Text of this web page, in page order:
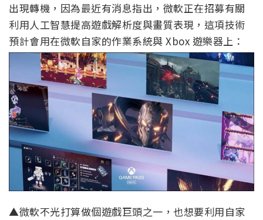
出現轉機，因為最近有消息指出，微軟正在招募有關
利用人工智慧提高遊戲解析度與畫質表現，這項技術
預計會用在微軟自家的作業系統與 Xbox 遊樂器上：
▲微軟不光打算做個遊戲巨頭之一，也想要利用自家